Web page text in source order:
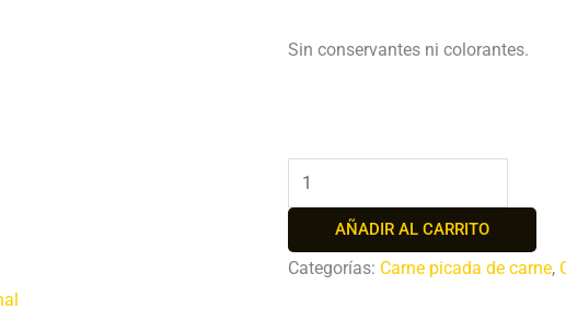
Sin conservantes ni colorantes.
AÑADIR AL CARRITO
Categorías: Carne picada de carne,